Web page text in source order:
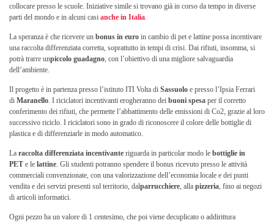
collocare presso le scuole. Iniziative simile si trovano già in corso da tempo in diverse
parti del mondo e in alcuni casi anche in Italia.
La speranza è che ricevere un bonus in euro in cambio di pet e lattine possa incentivare
una raccolta differenziata corretta, soprattutto in tempi di crisi. Dai rifiuti, insomma, si
potrà trarre unpiccolo guadagno, con l’obiettivo di una migliore salvaguardia
dell’ambiente.
Il progetto è in partenza presso l’istituto ITI Volta di Sassuolo e presso l’Ipsia Ferrari
di Maranello. I riciclatori incentivanti erogheranno dei buoni spesa per il corretto
conferimento dei rifiuti, che permette l’abbattimento delle emissioni di Co2, grazie al loro
successivo riciclo. I riciclatori sono in grado di riconoscere il colore delle bottiglie di
plastica e di differenziarle in modo automatico.
La raccolta differenziata incentivante riguarda in particolar modo le bottiglie in
PET e le lattine. Gli studenti potranno spendere il bonus ricevuto presso le attività
commerciali convenzionate, con una valorizzazione dell’economia locale e dei punti
vendita e dei servizi presenti sul territorio, dalparrucchiere, alla pizzeria, fino ai negozi
di articoli informatici.
Ogni pezzo ha un valore di 1 centesimo, che poi viene decuplicato o addirittura